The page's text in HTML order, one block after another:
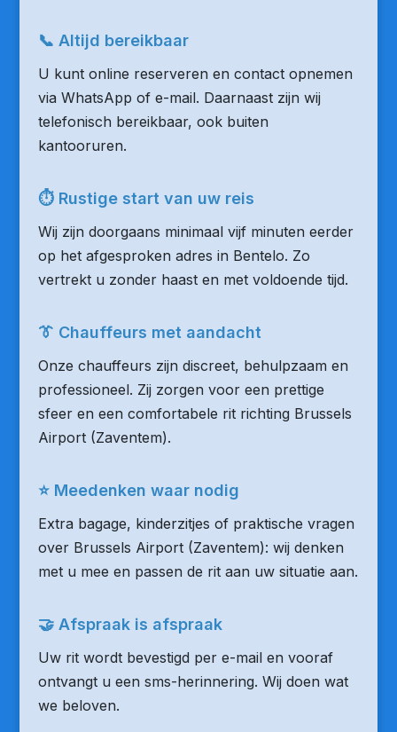
📞 Altijd bereikbaar
U kunt online reserveren en contact opnemen
via WhatsApp of e-mail. Daarnaast zijn wij
telefonisch bereikbaar, ook buiten
kantooruren.
⏱ Rustige start van uw reis
Wij zijn doorgaans minimaal vijf minuten eerder
op het afgesproken adres in Bentelo. Zo
vertrekt u zonder haast en met voldoende tijd.
👔 Chauffeurs met aandacht
Onze chauffeurs zijn discreet, behulpzaam en
professioneel. Zij zorgen voor een prettige
sfeer en een comfortabele rit richting Brussels
Airport (Zaventem).
⭐ Meedenken waar nodig
Extra bagage, kinderzitjes of praktische vragen
over Brussels Airport (Zaventem): wij denken
met u mee en passen de rit aan uw situatie aan.
🤝 Afspraak is afspraak
Uw rit wordt bevestigd per e-mail en vooraf
ontvangt u een sms-herinnering. Wij doen wat
we beloven.